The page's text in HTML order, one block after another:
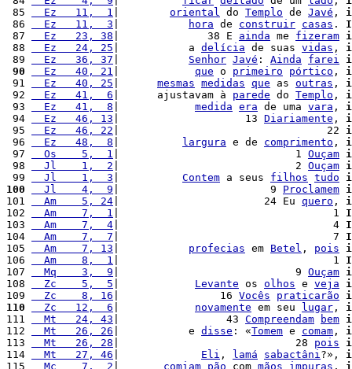
85
  Ez   11,  1
oriental do Templo de Javé ,
86
  Ez   11,  3
hora de construir casas .
87
  Ez   23, 38
|              38 E ainda me fizeram
88
  Ez   24, 25
|           a delícia de suas vidas ,
89
  Ez   36, 37
Senhor Javé : Ainda farei
90
  Ez   40, 21
que o primeiro pórtico ,
91
  Ez   40, 25
mesmas medidas que as outras ,
92
  Ez   41,  6
|      ajustavam à parede do Templo ,
93
  Ez   41,  8
medida era de uma vara ,
94
  Ez   46, 13
|                    13 Diariamente ,
95
  Ez   46, 22
|                                 22
96
  Ez   48,  8
largura e de comprimento ,
97
  Os    5,  1
|                            1 Ouçam
98
  Jl    1,  2
|                            2 Ouçam
99
  Jl    1,  3
Contem a seus filhos tudo
100
  Jl    4,  9
|                        9 Proclamem
101
  Am    5, 24
|                       24 Eu quero ,
102
  Am    7,  1
|                                  1
103
  Am    7,  4
|                                  4
104
  Am    7,  7
|                                  7
105
  Am    7, 13
profecias em Betel , pois
106
  Am    8,  1
|                                  1
107
  Mq    3,  9
|                            9 Ouçam
108
  Zc    5,  5
Levante os olhos e veja
109
  Zc    8, 16
|                16 Vocês praticarão
110
  Zc   12,  6
novamente em seu lugar ,
111
  Mt   24, 43
|                 43 Compreendam bem
112
  Mt   26, 26
|           e disse : «Tomem e comam ,
113
  Mt   26, 28
|                            28 pois
114
  Mt   27, 46
Eli , lamá sabactâni?»,
115
  Mc    7,  2
comiam pão com mãos impuras ,